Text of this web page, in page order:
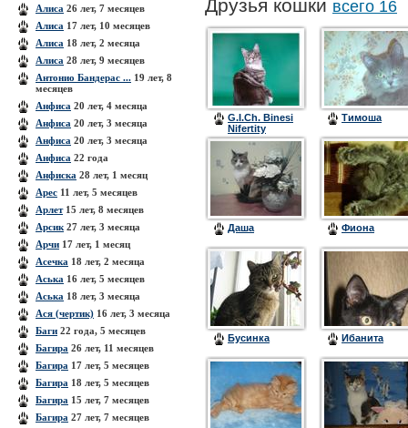
Алиса 26 лет, 7 месяцев
Алиса 17 лет, 10 месяцев
Алиса 18 лет, 2 месяца
Алиса 28 лет, 9 месяцев
Антонио Бандерас ... 19 лет, 8
месяцев
Анфиса 20 лет, 4 месяца
Анфиса 20 лет, 3 месяца
Анфиса 20 лет, 3 месяца
Анфиса 22 года
Анфиска 28 лет, 1 месяц
Арес 11 лет, 5 месяцев
Арлет15 лет, 8 месяцев
Арсик 27 лет, 3 месяца
Арчи 17 лет, 1 месяц
Асечка 18 лет, 2 месяца
Аська 16 лет, 5 месяцев
Аська 18 лет, 3 месяца
Ася (чертик) 16 лет, 3 месяца
Баги 22 года, 5 месяцев
Багира 26 лет, 11 месяцев
Багира 17 лет, 5 месяцев
Багира 18 лет, 5 месяцев
Багира 15 лет, 7 месяцев
Багира 27 лет, 7 месяцев
Друзья кошки всего 16
G.I.Ch. Binesi
Nifertity
Тимоша
Даша Фиона
Бусинка Ибанита